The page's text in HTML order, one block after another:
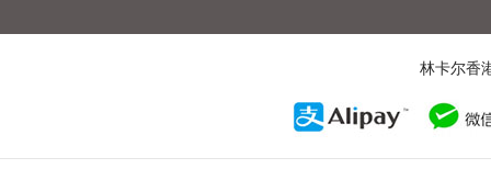
林卡尔香